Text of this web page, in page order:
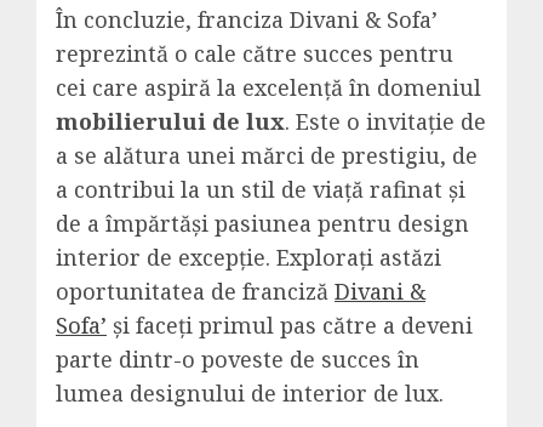
În concluzie, franciza Divani & Sofa’
reprezintă o cale către succes pentru
cei care aspiră la excelență în domeniul
mobilierului de lux. Este o invitație de
a se alătura unei mărci de prestigiu, de
a contribui la un stil de viață rafinat și
de a împărtăși pasiunea pentru design
interior de excepție. Explorați astăzi
oportunitatea de franciză Divani &
Sofa’ și faceți primul pas către a deveni
parte dintr-o poveste de succes în
lumea designului de interior de lux.